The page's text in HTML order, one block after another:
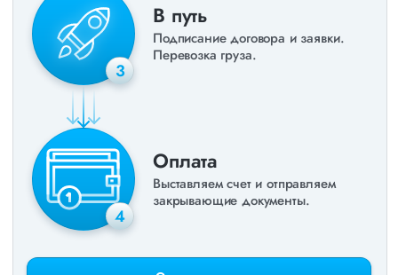
3
В путь
Подписание договора и заявки.
Перевозка груза.
4
Оплата
Выставляем счет и отправляем
закрывающие документы.